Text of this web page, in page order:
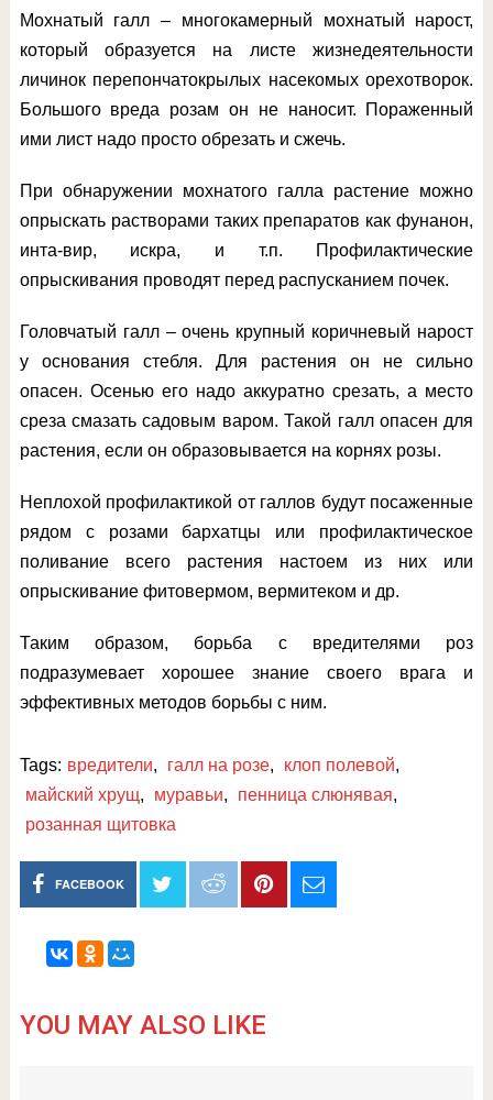
Мохнатый галл – многокамерный мохнатый нарост,
который образуется на листе жизнедеятельности
личинок перепончатокрылых насекомых орехотворок.
Большого вреда розам он не наносит. Пораженный
ими лист надо просто обрезать и сжечь.
При обнаружении мохнатого галла растение можно
опрыскать растворами таких препаратов как фунанон,
инта-вир, искра, и т.п. Профилактические
опрыскивания проводят перед распусканием почек.
Головчатый галл – очень крупный коричневый нарост
у основания стебля. Для растения он не сильно
опасен. Осенью его надо аккуратно срезать, а место
среза смазать садовым варом. Такой галл опасен для
растения, если он образовывается на корнях розы.
Неплохой профилактикой от галлов будут посаженные
рядом с розами бархатцы или профилактическое
поливание всего растения настоем из них или
опрыскивание фитовермом, вермитеком и др.
Таким образом, борьба с вредителями роз
подразумевает хорошее знание своего врага и
эффективных методов борьбы с ним.
Tags: вредители, галл на розе, клоп полевой,
майский хрущ, муравьи, пенница слюнявая,
розанная щитовка
FACEBOOK
YOU MAY ALSO LIKE